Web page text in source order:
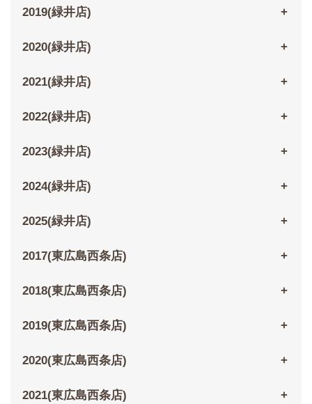
2019(緑井店)
2020(緑井店)
2021(緑井店)
2022(緑井店)
2023(緑井店)
2024(緑井店)
2025(緑井店)
2017(東広島西条店)
2018(東広島西条店)
2019(東広島西条店)
2020(東広島西条店)
2021(東広島西条店)